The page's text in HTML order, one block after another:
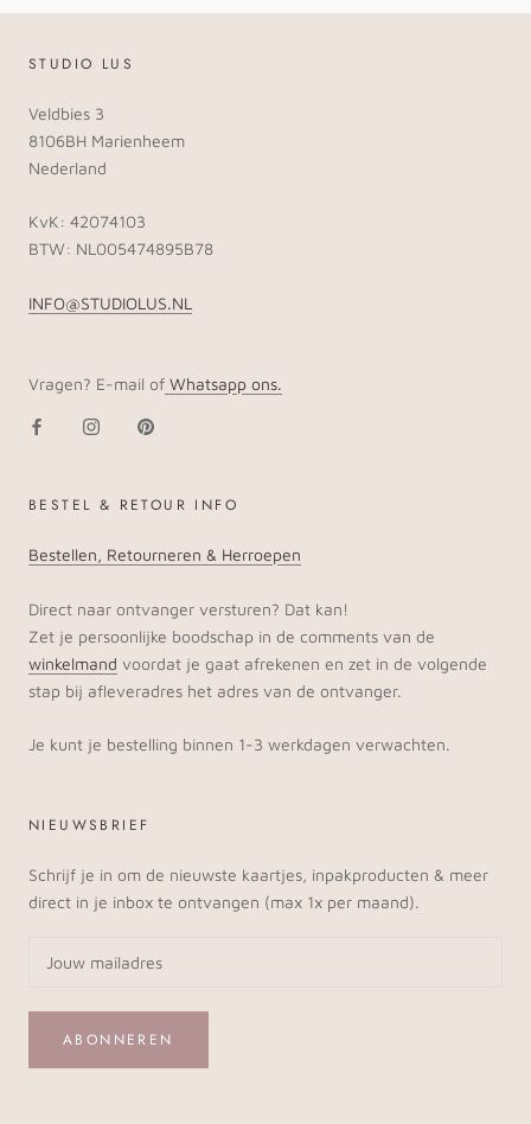
STUDIO LUS
Veldbies 3
8106BH Marienheem
Nederland
KvK: 42074103
BTW: NL005474895B78
INFO@STUDIOLUS.NL
Vragen? E-mail of Whatsapp ons.
BESTEL & RETOUR INFO
Bestellen, Retourneren & Herroepen
Direct naar ontvanger versturen? Dat kan!
Zet je persoonlijke boodschap in de comments van de
winkelmand voordat je gaat afrekenen en zet in de volgende
stap bij afleveradres het adres van de ontvanger.
Je kunt je bestelling binnen 1-3 werkdagen verwachten.
NIEUWSBRIEF
Schrijf je in om de nieuwste kaartjes, inpakproducten & meer
direct in je inbox te ontvangen (max 1x per maand).
ABONNEREN